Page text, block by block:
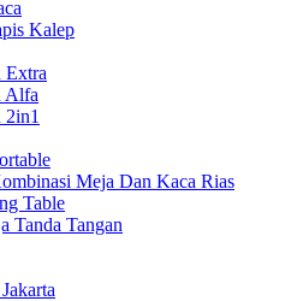
Kalep
Extra
Alfa
2in1
Meja Dan Kaca Rias
Table
Tanda Tangan